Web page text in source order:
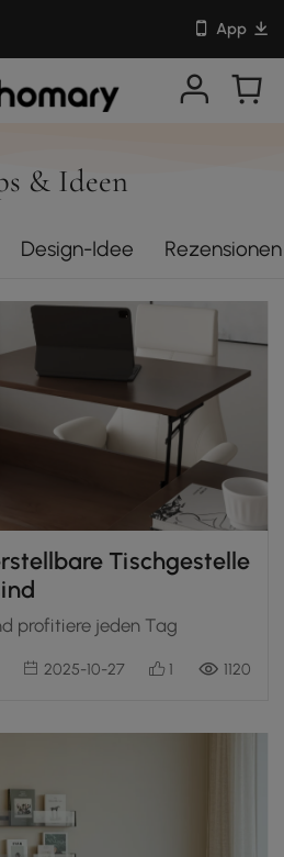
App
& Ideen
Design-Idee
Tischgestelle
profitiere jeden Tag
2025-10-27 1 1120